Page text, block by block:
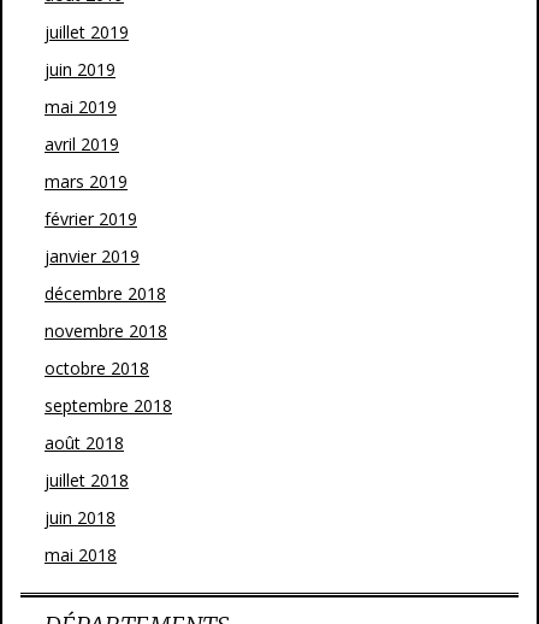
juillet 2019
juin 2019
mai 2019
avril 2019
mars 2019
février 2019
janvier 2019
décembre 2018
novembre 2018
octobre 2018
septembre 2018
août 2018
juillet 2018
juin 2018
mai 2018